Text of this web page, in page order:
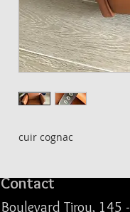
cuir cognac
Contact
Boulevard Tirou, 145 -